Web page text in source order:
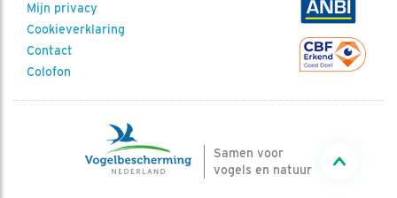
Mijn privacy
Cookieverklaring
Contact
Colofon
Samen voor
vogels en natuur